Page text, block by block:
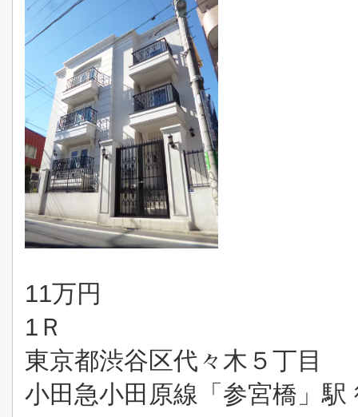
11万円
1Ｒ
東京都渋谷区代々木５丁目
小田急小田原線「参宮橋」駅